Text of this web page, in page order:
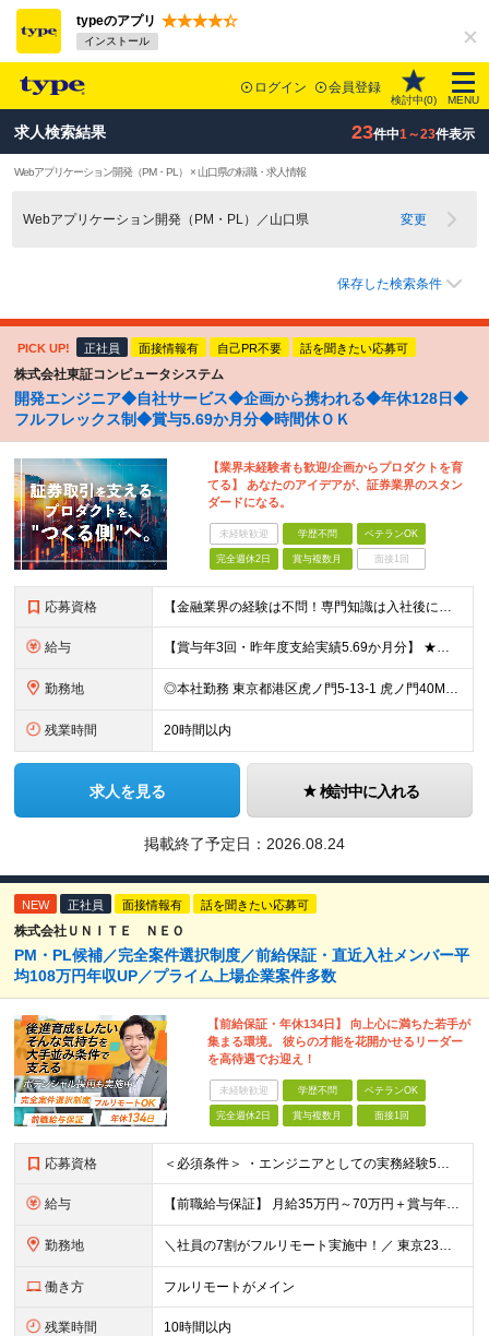
typeのアプリ
インストール
ログイン 会員登録
検討中(0) MENU
求人検索結果 23件中1～23件表示
Webアプリケーション開発（PM・PL） × 山口県の転職・求人情報
Webアプリケーション開発（PM・PL）／山口県 変更
保存した検索条件
PICK UP! 正社員 面接情報有 自己PR不要 話を聞きたい応募可
株式会社東証コンピュータシステム
開発エンジニア◆自社サービス◆企画から携われる◆年休128日◆
フルフレックス制◆賞与5.69か月分◆時間休ＯＫ
【業界未経験者も歓迎/企画からプロダクトを育
てる】 あなたのアイデアが、証券業界のスタン
ダードになる。
未経験歓迎 学歴不問 ベテランOK
完全週休2日 賞与複数月 面接1回
応募資格 【金融業界の経験は不問！専門知識は入社後に学べます】 ◎学歴不問 ◎システム開発の実務経験をお持ちの方 └3年以上・Java、C#いずれかの使用経験をお持ちの方を想定しております 【以下のような方は
給与 【賞与年3回・昨年度支給実績5.69か月分】 ★想定年収500万円～ ★前職給与考慮あり 月給27万円～59万円 +残業代全額支給(1分単位、監督職以下) +人事評価による賞与年2回（4月/10月）
勤務地 ◎本社勤務 東京都港区虎ノ門5-13-1 虎ノ門40MTビル 8F ※原則として、転居を伴う転勤はありません ※(変更の範囲)上記を除く当社関連勤務地
残業時間 20時間以内
求人を見る 検討中に入れる
掲載終了予定日： 2026.08.24
NEW 正社員 面接情報有 話を聞きたい応募可
株式会社ＵＮＩＴＥ ＮＥＯ
PM・PL候補／完全案件選択制度／前給保証・直近入社メンバー平
均108万円年収UP／プライム上場企業案件多数
【前給保証・年休134日】 向上心に満ちた若手が
集まる環境。 彼らの才能を花開かせるリーダー
を高待遇でお迎え！
未経験歓迎 学歴不問 ベテランOK
完全週休2日 賞与複数月 面接1回
応募資格 ＜必須条件＞ ・エンジニアとしての実務経験5年以上 ＜尚可条件＞ ・PM、PL経験 ・後輩指導やチームリーダーなど、何らかのリード経験 ※リーダー未経験の方のご応募も大歓迎です！ポテンシャル採用を
給与 【前職給与保証】 月給35万円～70万円＋賞与年2回＋各種手当 ※前職の給与・スキル・経験を考慮の上、決定いたします。 ※月給には固定残業代（月30時間分／5万円～10万円）を含みます。超過分は別途
勤務地 ＼社員の7割がフルリモート実施中！／ 東京23区内など1都3県を中心としたプロジェクト先での勤務となります。 ※勤務地は希望を考慮します ≪本社≫ 東京都渋谷区恵比寿南1丁目3番7号 隅越ビル5階
働き方 フルリモートがメイン
残業時間 10時間以内